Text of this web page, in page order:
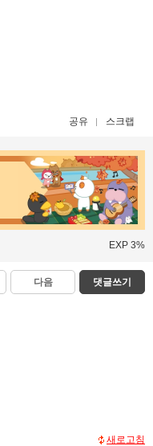
공유 스크랩
EXP 3%
다음 댓글쓰기
새로고침